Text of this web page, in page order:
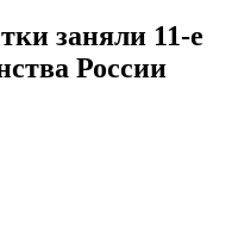
заняли 11-е
России